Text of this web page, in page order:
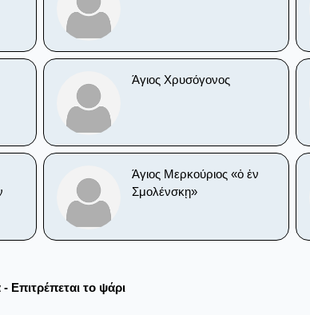
Άγιος Χρυσόγονος
Άγιος Μερκούριος «ὁ ἐν
Σμολένσκῃ»
- Επιτρέπεται το ψάρι